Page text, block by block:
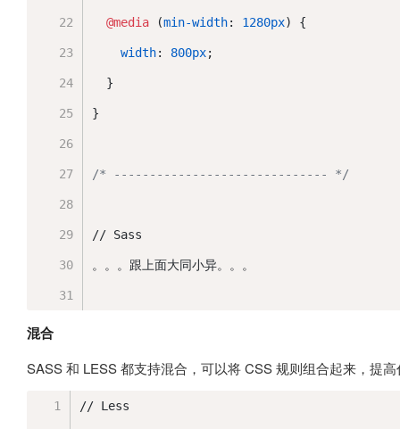
@media (min-width: 1280px) {
width: 800px;
  }
}
/* ------------------------------ */
// Sass
。。。跟上面大同小异。。。
混合
SASS 和 LESS 都支持混合，可以将 CSS 规则组合起来，提
// Less